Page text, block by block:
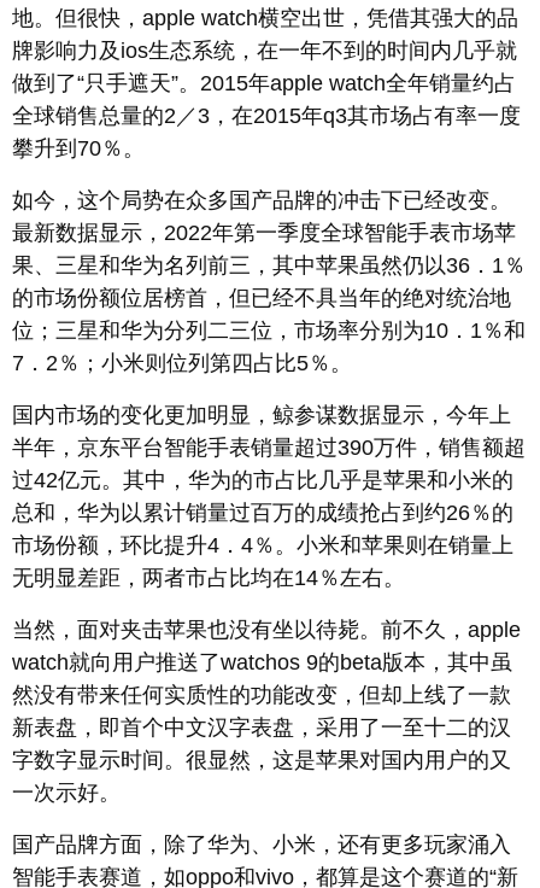
地。但很快，apple watch横空出世，凭借其强大的品
牌影响力及ios生态系统，在一年不到的时间内几乎就
做到了“只手遮天”。2015年apple watch全年销量约占
全球销售总量的2／3，在2015年q3其市场占有率一度
攀升到70％。
如今，这个局势在众多国产品牌的冲击下已经改变。
最新数据显示，2022年第一季度全球智能手表市场苹
果、三星和华为名列前三，其中苹果虽然仍以36．1％
的市场份额位居榜首，但已经不具当年的绝对统治地
位；三星和华为分列二三位，市场率分别为10．1％和
7．2％；小米则位列第四占比5％。
国内市场的变化更加明显，鲸参谋数据显示，今年上
半年，京东平台智能手表销量超过390万件，销售额超
过42亿元。其中，华为的市占比几乎是苹果和小米的
总和，华为以累计销量过百万的成绩抢占到约26％的
市场份额，环比提升4．4％。小米和苹果则在销量上
无明显差距，两者市占比均在14％左右。
当然，面对夹击苹果也没有坐以待毙。前不久，apple
watch就向用户推送了watchos 9的beta版本，其中虽
然没有带来任何实质性的功能改变，但却上线了一款
新表盘，即首个中文汉字表盘，采用了一至十二的汉
字数字显示时间。很显然，这是苹果对国内用户的又
一次示好。
国产品牌方面，除了华为、小米，还有更多玩家涌入
智能手表赛道，如oppo和vivo，都算是这个赛道的“新